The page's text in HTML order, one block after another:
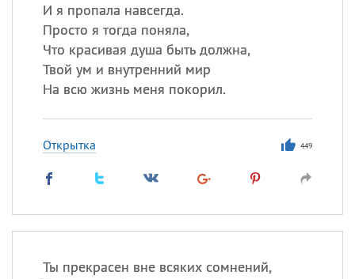
И я пропала навсегда.
Просто я тогда поняла,
Что красивая душа быть должна,
Твой ум и внутренний мир
На всю жизнь меня покорил.
Открытка 449
Ты прекрасен вне всяких сомнений,
ИМЕНА
Сегодня празднуют именины
Анатолий